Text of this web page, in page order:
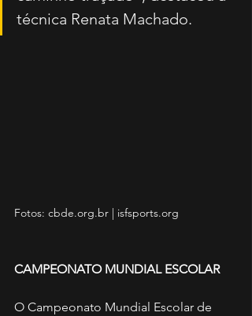
técnica Renata Machado.
Fotos: cbde.org.br | isfsports.org
CAMPEONATO MUNDIAL ESCOLAR
O Campeonato Mundial Escolar de